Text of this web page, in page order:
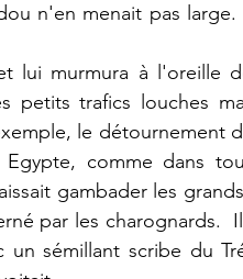
n'en menait pas
lui murmura à l'oreille
trafics louches
le détournement
comme dans
gambader les
par les charognards.
sémillant scribe du